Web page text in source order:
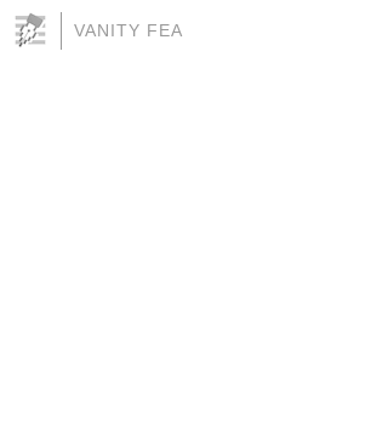
VANITY FEA